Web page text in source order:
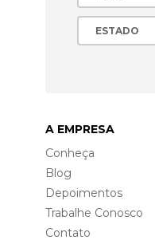
A EMPRESA
Conheça
Blog
Depoimentos
Trabalhe Conosco
Contato